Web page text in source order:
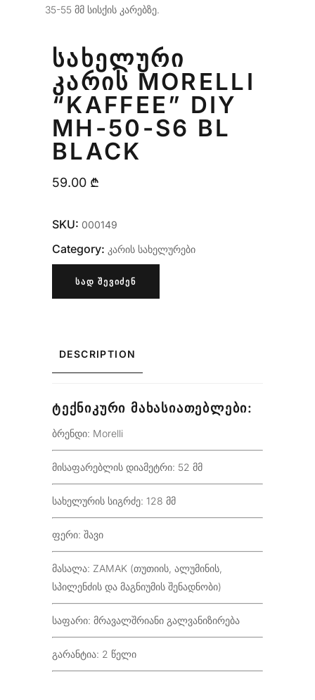
35-55 მმ სისქის კარებზე.
ᲡᲐᲮᲔᲚᲣᲠᲘ
ᲙᲐᲠᲘᲡ MORELLI
“KAFFEE” DIY
MH-50-S6 BL
BLACK
59.00 ₾
SKU: 000149
Category: კარის სახელურები
ᲡᲐᲓ ᲨᲔᲕᲘᲫᲔᲜ
DESCRIPTION
ᲢᲔᲥᲜᲘᲙᲣᲠᲘ ᲛᲐᲮᲐᲡᲘᲐᲗᲔᲑᲚᲔᲑᲘ:
ბრენდი: Morelli
მისაფარებლის დიამეტრი: 52 მმ
სახელურის სიგრძე: 128 მმ
ფერი: შავი
მასალა: ZAMAK (თუთიის, ალუმინის,
სპილენძის და მაგნიუმის შენადნობი)
საფარი: მრავალშრიანი გალვანიზირება
გარანტია: 2 წელი